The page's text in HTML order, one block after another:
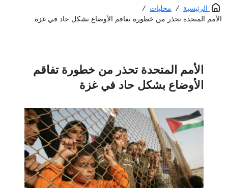
الرئيسية / محليات /
الأمم المتحدة تحذر من خطورة تفاقم الأوضاع بشكل حاد في غزة
الأمم المتحدة تحذر من خطورة تفاقم
الأوضاع بشكل حاد في غزة